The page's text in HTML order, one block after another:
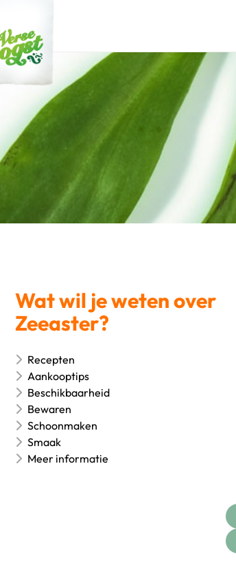
Wat wil je weten over
Zeeaster?
Recepten
Aankooptips
Beschikbaarheid
Bewaren
Schoonmaken
Smaak
Meer informatie